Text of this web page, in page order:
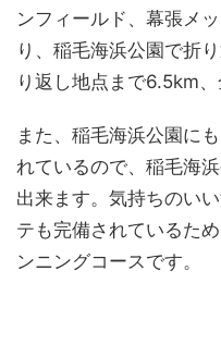
ンフィールド、幕張メ
り、稲毛海浜公園で折
り返し地点まで6.5km、
また、稲毛海浜公園に
れているので、稲毛海
出来ます。気持ちのい
テも完備されているた
ンニングコースです。